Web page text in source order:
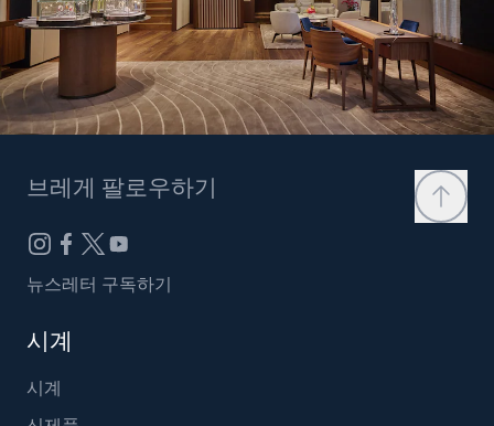
브레게 팔로우하기
뉴스레터 구독하기
시계
시계